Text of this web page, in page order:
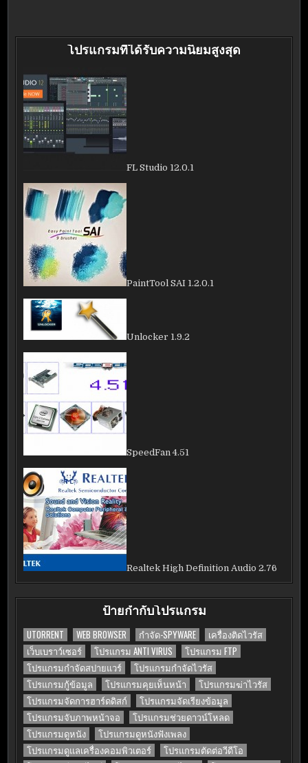
โปรแกรมที่ได้รับความนิยมสูงสุด
FL Studio 12.0.1
PaintTool SAI 1.2.0.1
Unlocker 1.9.2
SpeedFan 4.51
Realtek High Definition Audio 2.76
ป้ายกำกับโปรแกรม
UTORRENT WEB BROWSER กำจัด-SPYWARE
เครื่องติดไวรัส
เว็บเบราว์เซอร์
โปรแกรม ANTI VIRUS
โปรแกรม FTP
โปรแกรมกำจัดสปายแวร์
โปรแกรมกำจัดไวรัส
โปรแกรมกู้ข้อมูล
โปรแกรมคุยเห็นหน้า
โปรแกรมฆ่าไวรัส
โปรแกรมจัดการฮาร์ดดิสก์
โปรแกรมจัดเรียงข้อมูล
โปรแกรมจับภาพหน้าจอ
โปรแกรมช่วยดาวน์โหลด
โปรแกรมดูหนัง
โปรแกรมดูหนังฟังเพลง
โปรแกรมดูแลเครื่องคอมพิวเตอร์
โปรแกรมตัดต่อวีดีโอ